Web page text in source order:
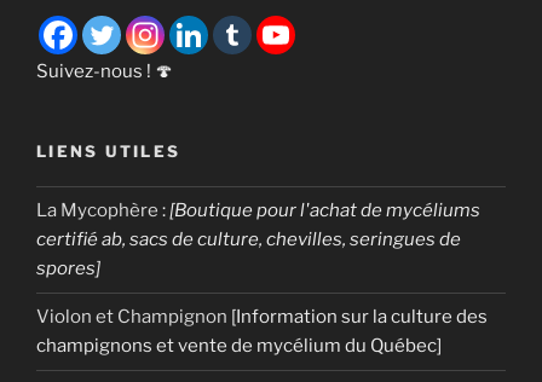
Suivez-nous ! 🍄
LIENS UTILES
La Mycophère :[Boutique pour l'achat de mycéliums
certifié ab, sacs de culture, chevilles, seringues de
spores]
Violon et Champignon [Information sur la culture des
champignons et vente de mycélium du Québec]